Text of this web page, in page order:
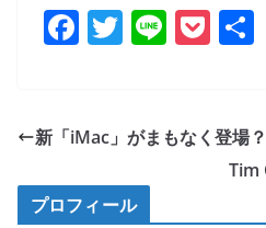
F
e
o
T
er
Li P
et
新「iMac」がまもなく登場？
Tim
プロフィール